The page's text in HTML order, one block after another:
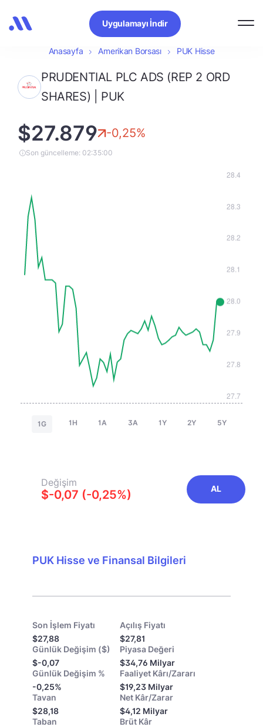
Uygulamayı İndir
Anasayfa Amerikan Borsası PUK Hisse
PRUDENTIAL PLC ADS (REP 2 ORD
SHARES) | PUK
$27.879 -0,25%
Son güncelleme: 02:35:00
1G 1H 1A 3A 1Y 2Y 5Y
Değişim
$-0,07 (-0,25%) AL
PUK Hisse ve Finansal Bilgileri
Son İşlem Fiyatı
$27,88
Açılış Fiyatı
$27,81
Günlük Değişim ($)
$-0,07
Piyasa Değeri
$34,76 Milyar
Günlük Değişim %
-0,25%
Faaliyet Kârı/Zararı
$19,23 Milyar
Tavan
$28,18
Net Kâr/Zarar
$4,12 Milyar
Taban
Brüt Kâr